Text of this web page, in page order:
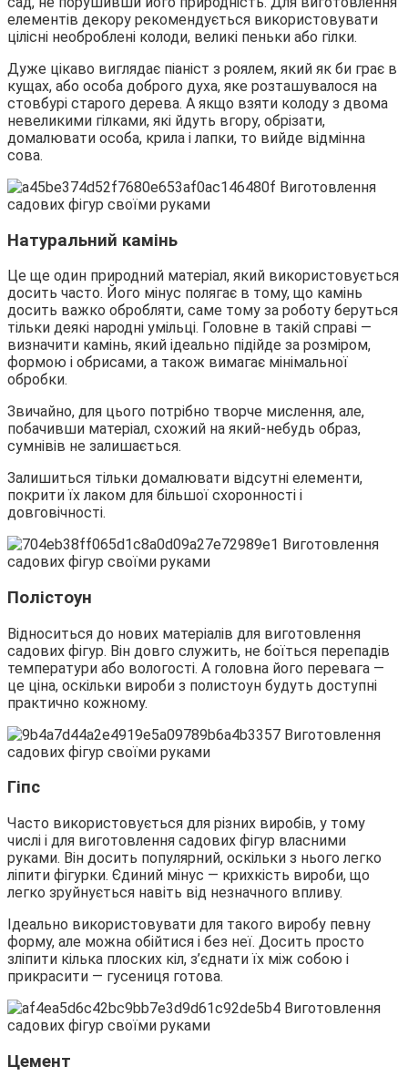
елементів декору рекомендується використовувати
цілісні необроблені колоди, великі пеньки або гілки.
Дуже цікаво виглядає піаніст з роялем, який як би грає в
кущах, або особа доброго духа, яке розташувалося на
стовбурі старого дерева. А якщо взяти колоду з двома
невеликими гілками, які йдуть вгору, обрізати,
домалювати особа, крила і лапки, то вийде відмінна
сова.
Натуральний камінь
Це ще один природний матеріал, який використовується
досить часто. Його мінус полягає в тому, що камінь
досить важко обробляти, саме тому за роботу беруться
тільки деякі народні умільці. Головне в такій справі —
визначити камінь, який ідеально підійде за розміром,
формою і обрисами, а також вимагає мінімальної
обробки.
Звичайно, для цього потрібно творче мислення, але,
побачивши матеріал, схожий на який-небудь образ,
сумнівів не залишається.
Залишиться тільки домалювати відсутні елементи,
покрити їх лаком для більшої схоронності і
довговічності.
Полістоун
Відноситься до нових матеріалів для виготовлення
садових фігур. Він довго служить, не боїться перепадів
температури або вологості. А головна його перевага —
це ціна, оскільки вироби з полистоун будуть доступні
практично кожному.
Гіпс
Часто використовується для різних виробів, у тому
числі і для виготовлення садових фігур власними
руками. Він досить популярний, оскільки з нього легко
ліпити фігурки. Єдиний мінус — крихкість вироби, що
легко зруйнується навіть від незначного впливу.
Ідеально використовувати для такого виробу певну
форму, але можна обійтися і без неї. Досить просто
зліпити кілька плоских кіл, з’єднати їх між собою і
прикрасити — гусениця готова.
Цемент